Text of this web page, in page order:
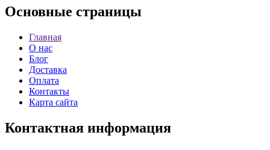
Основные страницы
Главная
О нас
Блог
Доставка
Оплата
Контакты
Карта сайта
Контактная информация